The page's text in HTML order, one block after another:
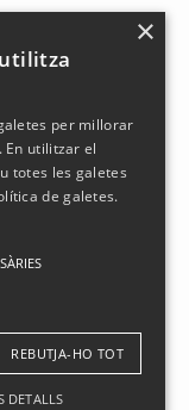
×
per millorar
utilitzar el
totes les galetes
de galetes.
REBUTJA-HO TOT
DETALLS